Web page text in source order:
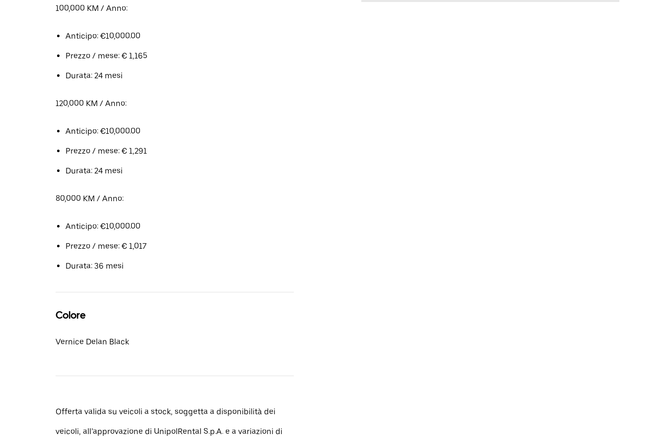
100,000 KM / Anno:
Anticipo: €10,000.00
Prezzo / mese: € 1,165
Durata: 24 mesi
120,000 KM / Anno:
Anticipo: €10,000.00
Prezzo / mese: € 1,291
Durata: 24 mesi
80,000 KM / Anno:
Anticipo: €10,000.00
Prezzo / mese: € 1,017
Durata: 36 mesi
Colore
Vernice Delan Black
Offerta valida su veicoli a stock, soggetta a disponibilità dei
veicoli, all’approvazione di UnipolRental S.p.A. e a variazioni di